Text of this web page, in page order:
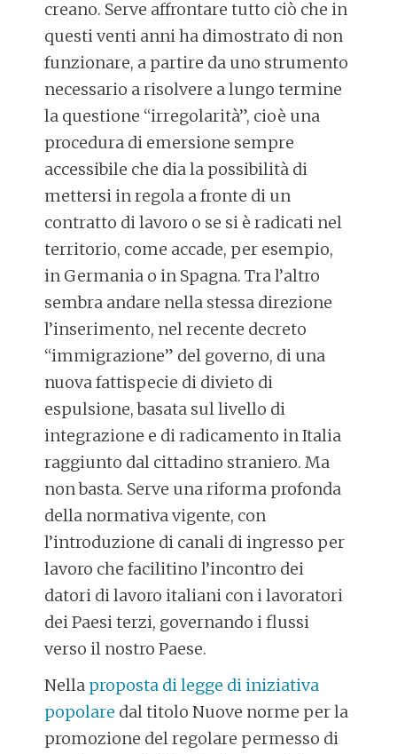
creano. Serve affrontare tutto ciò che in
questi venti anni ha dimostrato di non
funzionare, a partire da uno strumento
necessario a risolvere a lungo termine
la questione “irregolarità”, cioè una
procedura di emersione sempre
accessibile che dia la possibilità di
mettersi in regola a fronte di un
contratto di lavoro o se si è radicati nel
territorio, come accade, per esempio,
in Germania o in Spagna. Tra l’altro
sembra andare nella stessa direzione
l’inserimento, nel recente decreto
“immigrazione” del governo, di una
nuova fattispecie di divieto di
espulsione, basata sul livello di
integrazione e di radicamento in Italia
raggiunto dal cittadino straniero. Ma
non basta. Serve una riforma profonda
della normativa vigente, con
l’introduzione di canali di ingresso per
lavoro che facilitino l’incontro dei
datori di lavoro italiani con i lavoratori
dei Paesi terzi, governando i flussi
verso il nostro Paese.
Nella proposta di legge di iniziativa
popolare dal titolo Nuove norme per la
promozione del regolare permesso di